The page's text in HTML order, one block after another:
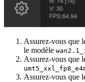
Assurez-vous que
le modèle
Assurez-vous que
Assurez-vous que